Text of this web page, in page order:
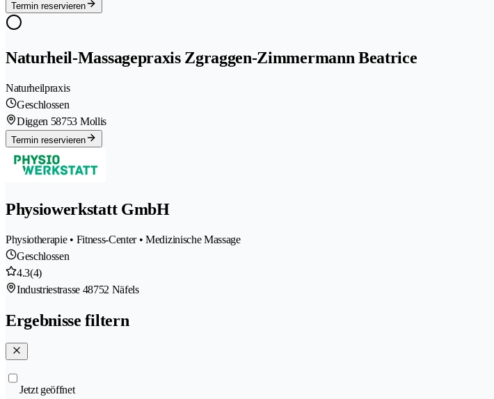
Termin reservieren
Naturheil-Massagepraxis Zgraggen-Zimmermann Beatrice
Naturheilpraxis
Geschlossen
Diggen 58753 Mollis
Termin reservieren
Physiowerkstatt GmbH
Physiotherapie • Fitness-Center • Medizinische Massage
Geschlossen
4.3(4)
Industriestrasse 48752 Näfels
Ergebnisse filtern
Jetzt geöffnet